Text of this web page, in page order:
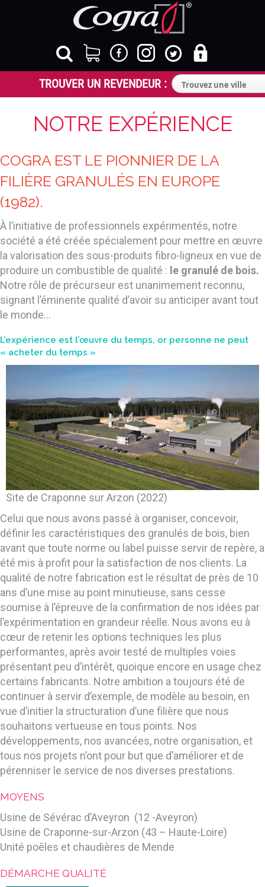
NOTRE EXPÉRIENCE
COGRA EST LE PIONNIER DE LA
FILIÈRE GRANULÉS EN EUROPE
(1982).
À l’initiative de professionnels expérimentés, notre
société a été créée spécialement pour mettre en œuvre
la valorisation des sous-produits fibro-ligneux en vue de
produire un combustible de qualité : le granulé de bois.
Notre rôle de précurseur est unanimement reconnu,
signant l’éminente qualité d’avoir su anticiper avant tout
le monde…
L’expérience est l’œuvre du temps, or personne ne peut
« acheter du temps »
Site de Craponne sur Arzon (2022)
Celui que nous avons passé à organiser, concevoir,
définir les caractéristiques des granulés de bois, bien
avant que toute norme ou label puisse servir de repère, a
été mis à profit pour la satisfaction de nos clients. La
qualité de notre fabrication est le résultat de près de 10
ans d’une mise au point minutieuse, sans cesse
soumise à l’épreuve de la confirmation de nos idées par
l’expérimentation en grandeur réelle. Nous avons eu à
cœur de retenir les options techniques les plus
performantes, après avoir testé de multiples voies
présentant peu d’intérêt, quoique encore en usage chez
certains fabricants. Notre ambition a toujours été de
continuer à servir d’exemple, de modèle au besoin, en
vue d’initier la structuration d’une filière que nous
souhaitons vertueuse en tous points. Nos
développements, nos avancées, notre organisation, et
tous nos projets n’ont pour but que d’améliorer et de
pérenniser le service de nos diverses prestations.
MOYENS
Usine de Sévérac d’Aveyron (12 -Aveyron)
Usine de Craponne-sur-Arzon (43 – Haute-Loire)
Unité poêles et chaudières de Mende
DÉMARCHE QUALITÉ